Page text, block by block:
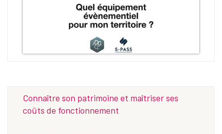
Connaître son patrimoine et maîtriser ses
coûts de fonctionnement